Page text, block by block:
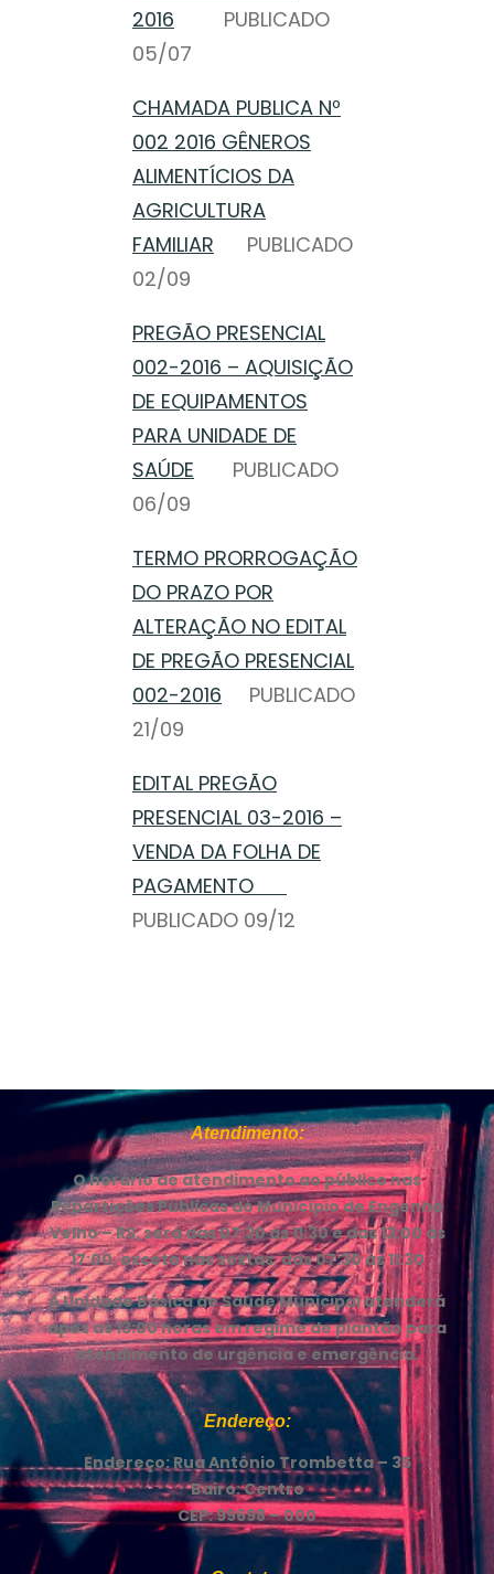
2016 PUBLICADO
05/07
CHAMADA PUBLICA Nº
002 2016 GÊNEROS
ALIMENTÍCIOS DA
AGRICULTURA
FAMILIAR PUBLICADO
02/09
PREGÃO PRESENCIAL
002-2016 – AQUISIÇÃO
DE EQUIPAMENTOS
PARA UNIDADE DE
SAÚDE PUBLICADO
06/09
TERMO PRORROGAÇÃO
DO PRAZO POR
ALTERAÇÃO NO EDITAL
DE PREGÃO PRESENCIAL
002-2016 PUBLICADO
21/09
EDITAL PREGÃO
PRESENCIAL 03-2016 –
VENDA DA FOLHA DE
PAGAMENTO
PUBLICADO 09/12
Atendimento:
O horário de atendimento ao público nas
Repartições Públicas do Município de Engenho
Velho – RS, será das 07:30 ás 11:30 e das 13:00 às
17:00, exceto nas sextas, das 07:30 às 11:30
A Unidade Básica de Saúde Municipal atenderá
após as 13:00 horas em regime de plantão para
atendimento de urgência e emergência.
Endereço:
Endereço: Rua Antônio Trombetta – 35
Bairo: Centro
CEP: 99698 – 000